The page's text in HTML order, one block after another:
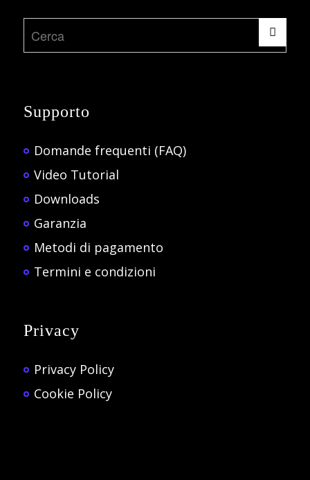
Supporto
Domande frequenti (FAQ)
Video Tutorial
Downloads
Garanzia
Metodi di pagamento
Termini e condizioni
Privacy
Privacy Policy
Cookie Policy